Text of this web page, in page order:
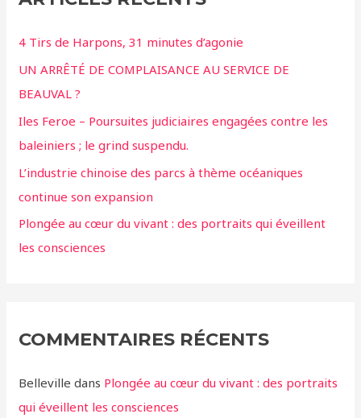
4 Tirs de Harpons, 31 minutes d’agonie
UN ARRÊTÉ DE COMPLAISANCE AU SERVICE DE
BEAUVAL ?
Iles Feroe – Poursuites judiciaires engagées contre les
baleiniers ; le grind suspendu.
L’industrie chinoise des parcs à thème océaniques
continue son expansion
Plongée au cœur du vivant : des portraits qui éveillent
les consciences
COMMENTAIRES RÉCENTS
Belleville dans Plongée au cœur du vivant : des portraits
qui éveillent les consciences